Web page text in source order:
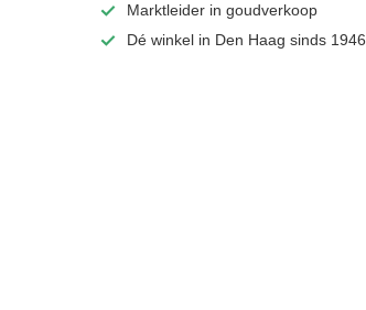
Marktleider in goudverkoop
Dé winkel in Den Haag sinds 1946